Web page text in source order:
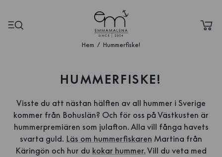
Hem Hummerfiske!
HUMMERFISKE!
Visste du att nästan hälften av all hummer i Sverige
kommer från Bohuslän? Och för oss på Västkusten är
hummerpremiären som julafton. Alla vill fånga havets
svarta guld. Läs om hummerfiskaren Martina från
Käringön och hur du kokar hummer. Vill du veta med